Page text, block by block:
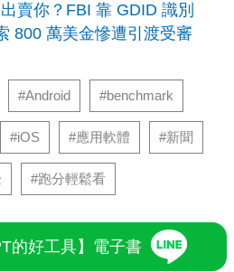
賣你？FBI 靠 GDID 識別
800 萬美金慘遭引渡受審
#Android #benchmark
#iOS #應用軟體 #新聞
#跑分輕鬆看
的好工具】電子書